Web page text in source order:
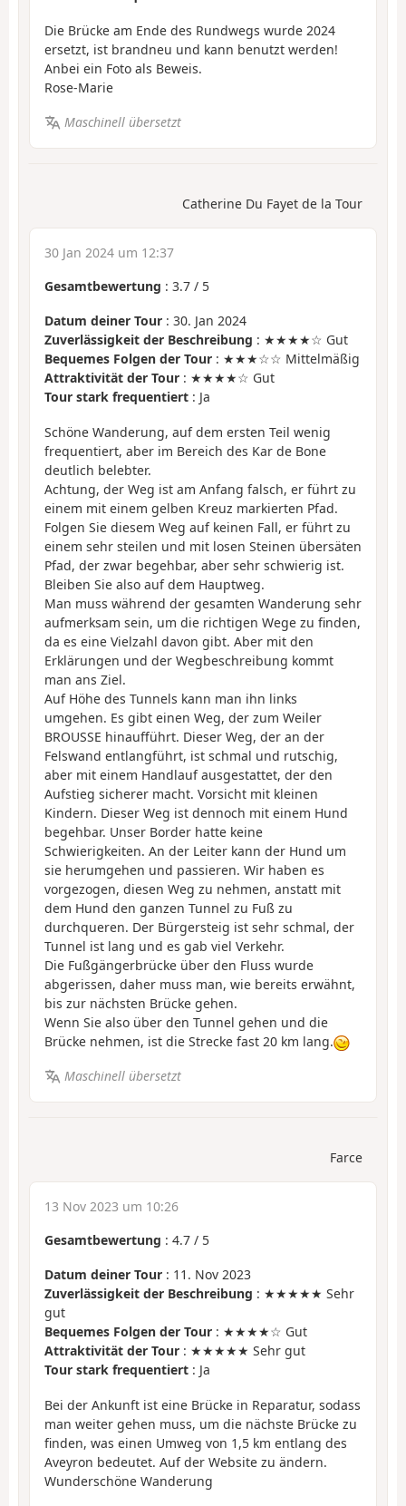
Die Brücke am Ende des Rundwegs wurde 2024
ersetzt, ist brandneu und kann benutzt werden!
Anbei ein Foto als Beweis.
Rose-Marie
Maschinell übersetzt
Catherine Du Fayet de la Tour
30 Jan 2024 um 12:37
Gesamtbewertung : 3.7 / 5
Datum deiner Tour : 30. Jan 2024
Zuverlässigkeit der Beschreibung : ★★★★☆ Gut
Bequemes Folgen der Tour : ★★★☆☆ Mittelmäßig
Attraktivität der Tour : ★★★★☆ Gut
Tour stark frequentiert : Ja
Schöne Wanderung, auf dem ersten Teil wenig
frequentiert, aber im Bereich des Kar de Bone
deutlich belebter.
Achtung, der Weg ist am Anfang falsch, er führt zu
einem mit einem gelben Kreuz markierten Pfad.
Folgen Sie diesem Weg auf keinen Fall, er führt zu
einem sehr steilen und mit losen Steinen übersäten
Pfad, der zwar begehbar, aber sehr schwierig ist.
Bleiben Sie also auf dem Hauptweg.
Man muss während der gesamten Wanderung sehr
aufmerksam sein, um die richtigen Wege zu finden,
da es eine Vielzahl davon gibt. Aber mit den
Erklärungen und der Wegbeschreibung kommt
man ans Ziel.
Auf Höhe des Tunnels kann man ihn links
umgehen. Es gibt einen Weg, der zum Weiler
BROUSSE hinaufführt. Dieser Weg, der an der
Felswand entlangführt, ist schmal und rutschig,
aber mit einem Handlauf ausgestattet, der den
Aufstieg sicherer macht. Vorsicht mit kleinen
Kindern. Dieser Weg ist dennoch mit einem Hund
begehbar. Unser Border hatte keine
Schwierigkeiten. An der Leiter kann der Hund um
sie herumgehen und passieren. Wir haben es
vorgezogen, diesen Weg zu nehmen, anstatt mit
dem Hund den ganzen Tunnel zu Fuß zu
durchqueren. Der Bürgersteig ist sehr schmal, der
Tunnel ist lang und es gab viel Verkehr.
Die Fußgängerbrücke über den Fluss wurde
abgerissen, daher muss man, wie bereits erwähnt,
bis zur nächsten Brücke gehen.
Wenn Sie also über den Tunnel gehen und die
Brücke nehmen, ist die Strecke fast 20 km lang.
Maschinell übersetzt
Farce
13 Nov 2023 um 10:26
Gesamtbewertung : 4.7 / 5
Datum deiner Tour : 11. Nov 2023
Zuverlässigkeit der Beschreibung : ★★★★★ Sehr
gut
Bequemes Folgen der Tour : ★★★★☆ Gut
Attraktivität der Tour : ★★★★★ Sehr gut
Tour stark frequentiert : Ja
Bei der Ankunft ist eine Brücke in Reparatur, sodass
man weiter gehen muss, um die nächste Brücke zu
finden, was einen Umweg von 1,5 km entlang des
Aveyron bedeutet. Auf der Website zu ändern.
Wunderschöne Wanderung